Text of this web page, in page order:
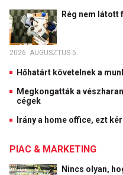
Rég nem látott
2026. AUGUSZTUS 5.
Hőhatárt követelnek a
Megkongatták a
cégek
Irány a home office, ezt
PIAC & MARKETING
Nincs olyan,